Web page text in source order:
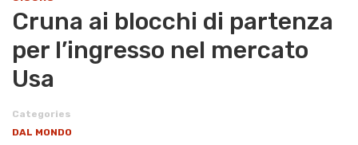
Cruna ai blocchi di partenza
per l’ingresso nel mercato
Usa
Categories
DAL MONDO